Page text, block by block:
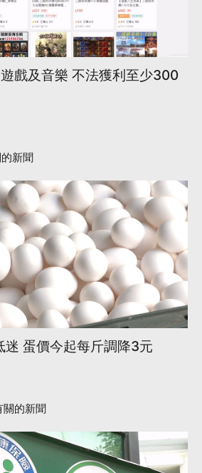
戲及音樂 不法獲利至少300
新聞
迷 蛋價今起每斤調降3元
關的新聞